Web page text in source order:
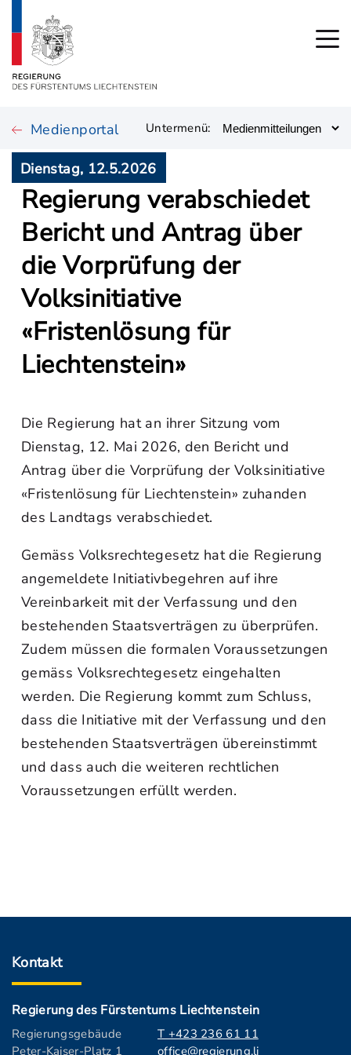
Medienportal Untermenü:
Dienstag, 12.5.2026
Regierung verabschiedet
Bericht und Antrag über
die Vorprüfung der
Volksinitiative
«Fristenlösung für
Liechtenstein»
Die Regierung hat an ihrer Sitzung vom
Dienstag, 12. Mai 2026, den Bericht und
Antrag über die Vorprüfung der Volksinitiative
«Fristenlösung für Liechtenstein» zuhanden
des Landtags verabschiedet.
Gemäss Volksrechtegesetz hat die Regierung
angemeldete Initiativbegehren auf ihre
Vereinbarkeit mit der Verfassung und den
bestehenden Staatsverträgen zu überprüfen.
Zudem müssen die formalen Voraussetzungen
gemäss Volksrechtegesetz eingehalten
werden. Die Regierung kommt zum Schluss,
dass die Initiative mit der Verfassung und den
bestehenden Staatsverträgen übereinstimmt
und dass auch die weiteren rechtlichen
Voraussetzungen erfüllt werden.
Kontakt
Regierung des Fürstentums Liechtenstein
Regierungsgebäude
Peter-Kaiser-Platz 1
T +423 236 61 11
office@regierung.li